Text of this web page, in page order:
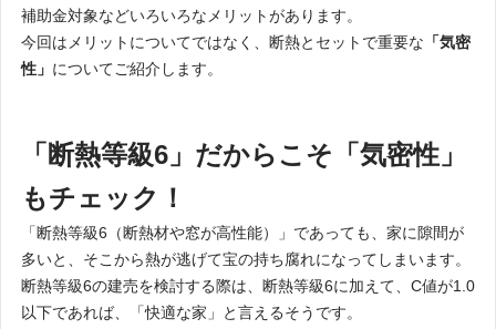
補助金対象などいろいろなメリットがあります。
今回はメリットについてではなく、断熱とセットで重要な 「気密
性」 についてご紹介します。
「断熱等級6」だからこそ「気密性」
もチェック！
「断熱等級6（断熱材や窓が高性能）」であっても、家に隙間が
多いと、そこから熱が逃げて宝の持ち腐れになってしまいます。
断熱等級6の建売を検討する際は、断熱等級6に加えて、C値が1.0
以下であれば、「快適な家」と言えるそうです。